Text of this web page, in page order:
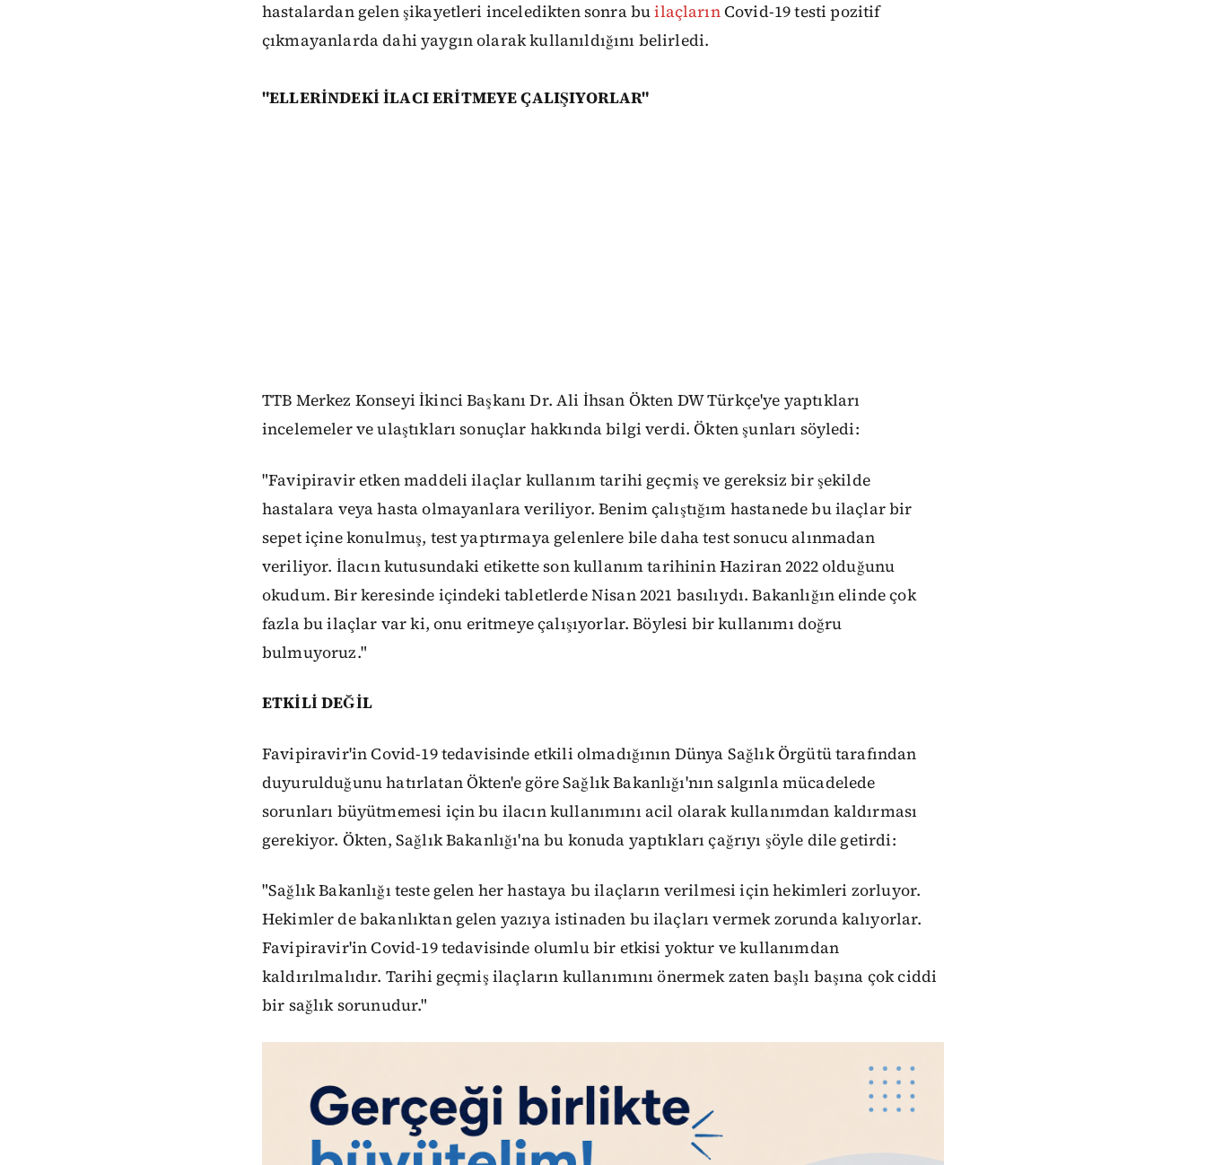
hastalardan gelen şikayetleri inceledikten sonra builaçlarınCovid-19 testi pozitif
çıkmayanlarda dahi yaygın olarak kullanıldığını belirledi.
"ELLERİNDEKİ İLACI ERİTMEYE ÇALIŞIYORLAR"
TTB Merkez Konseyi İkinci Başkanı Dr. Ali İhsan Ökten DW Türkçe'ye yaptıkları
incelemeler ve ulaştıkları sonuçlar hakkında bilgi verdi. Ökten şunları söyledi:
"Favipiravir etken maddeli ilaçlar kullanım tarihi geçmiş ve gereksiz bir şekilde
hastalara veya hasta olmayanlara veriliyor. Benim çalıştığım hastanede bu ilaçlar bir
sepet içine konulmuş, test yaptırmaya gelenlere bile daha test sonucu alınmadan
veriliyor. İlacın kutusundaki etikette son kullanım tarihinin Haziran 2022 olduğunu
okudum. Bir keresinde içindeki tabletlerde Nisan 2021 basılıydı. Bakanlığın elinde çok
fazla bu ilaçlar var ki, onu eritmeye çalışıyorlar. Böylesi bir kullanımı doğru
bulmuyoruz."
ETKİLİ DEĞİL
Favipiravir'in Covid-19 tedavisinde etkili olmadığının Dünya Sağlık Örgütü tarafından
duyurulduğunu hatırlatan Ökten'e göre Sağlık Bakanlığı'nın salgınla mücadelede
sorunları büyütmemesi için bu ilacın kullanımını acil olarak kullanımdan kaldırması
gerekiyor. Ökten, Sağlık Bakanlığı'na bu konuda yaptıkları çağrıyı şöyle dile getirdi:
"Sağlık Bakanlığı teste gelen her hastaya bu ilaçların verilmesi için hekimleri zorluyor.
Hekimler de bakanlıktan gelen yazıya istinaden bu ilaçları vermek zorunda kalıyorlar.
Favipiravir'in Covid-19 tedavisinde olumlu bir etkisi yoktur ve kullanımdan
kaldırılmalıdır. Tarihi geçmiş ilaçların kullanımını önermek zaten başlı başına çok ciddi
bir sağlık sorunudur."